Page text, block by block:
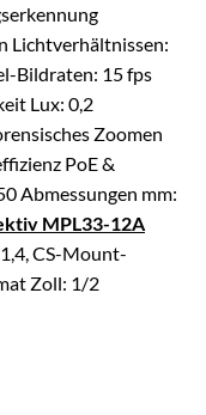
Lichtverhältnissen:
Bildraten: 15 fps
Lux: 0,2
Zoomen
PoE &
Abmessungen mm:
MPL33-12A
CS-Mount-
Zoll: 1/2